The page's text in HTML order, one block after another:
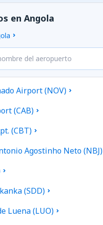
en Angola
Airport (NOV)
(CAB)
(CBT)
Agostinho Neto (NBJ)
(SDD)
Luena (LUO)